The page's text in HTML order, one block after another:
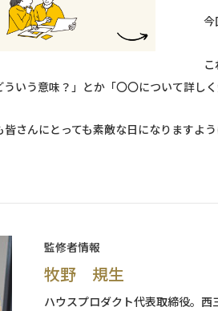
今
いう意味？」とか「〇〇について詳し
さんにとっても素敵な日になりますよう
監修者情報
牧野 規生
ハウスプロダクト代表取締役。